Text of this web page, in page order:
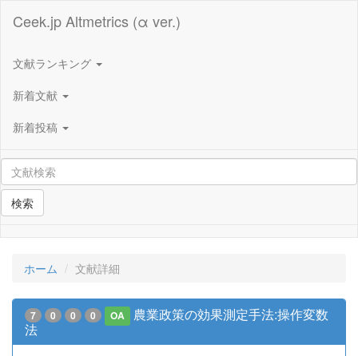
Ceek.jp Altmetrics (α ver.)
文献ランキング
新着文献
新着投稿
検索
ホーム 文献詳細
7 0 0 0 OA
農業政策の効果測定手法:操作変数
法